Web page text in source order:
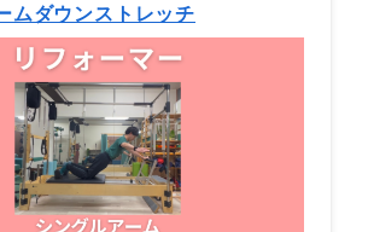
ムダウンストレッチ